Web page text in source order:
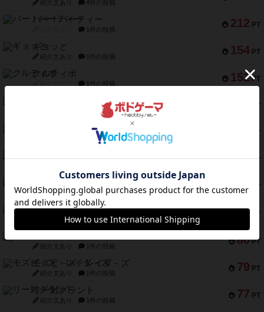
紹介文あり 4件の投稿
212 PT
バー！パーティー
1件の投稿
154 PT
ギョッと
紹介文あり 1件の投稿
152 PT
クルティボ
1件の投稿
PT
1件の投稿
PT
ドブル：ポケットモンスター
4件の投稿
118 PT
94 PT
ファースト・イン・フライト
紹介文あり 3件の投稿
88 PT
ダイススローン
紹介文なし 1件の投稿
80 PT
紹介文あり 1件の投稿
79 PT
モズビ－ズ・レイダ－ズ
紹介文あり 1件の投稿
77 PT
リー対グラント
紹介文あり 1件の投稿